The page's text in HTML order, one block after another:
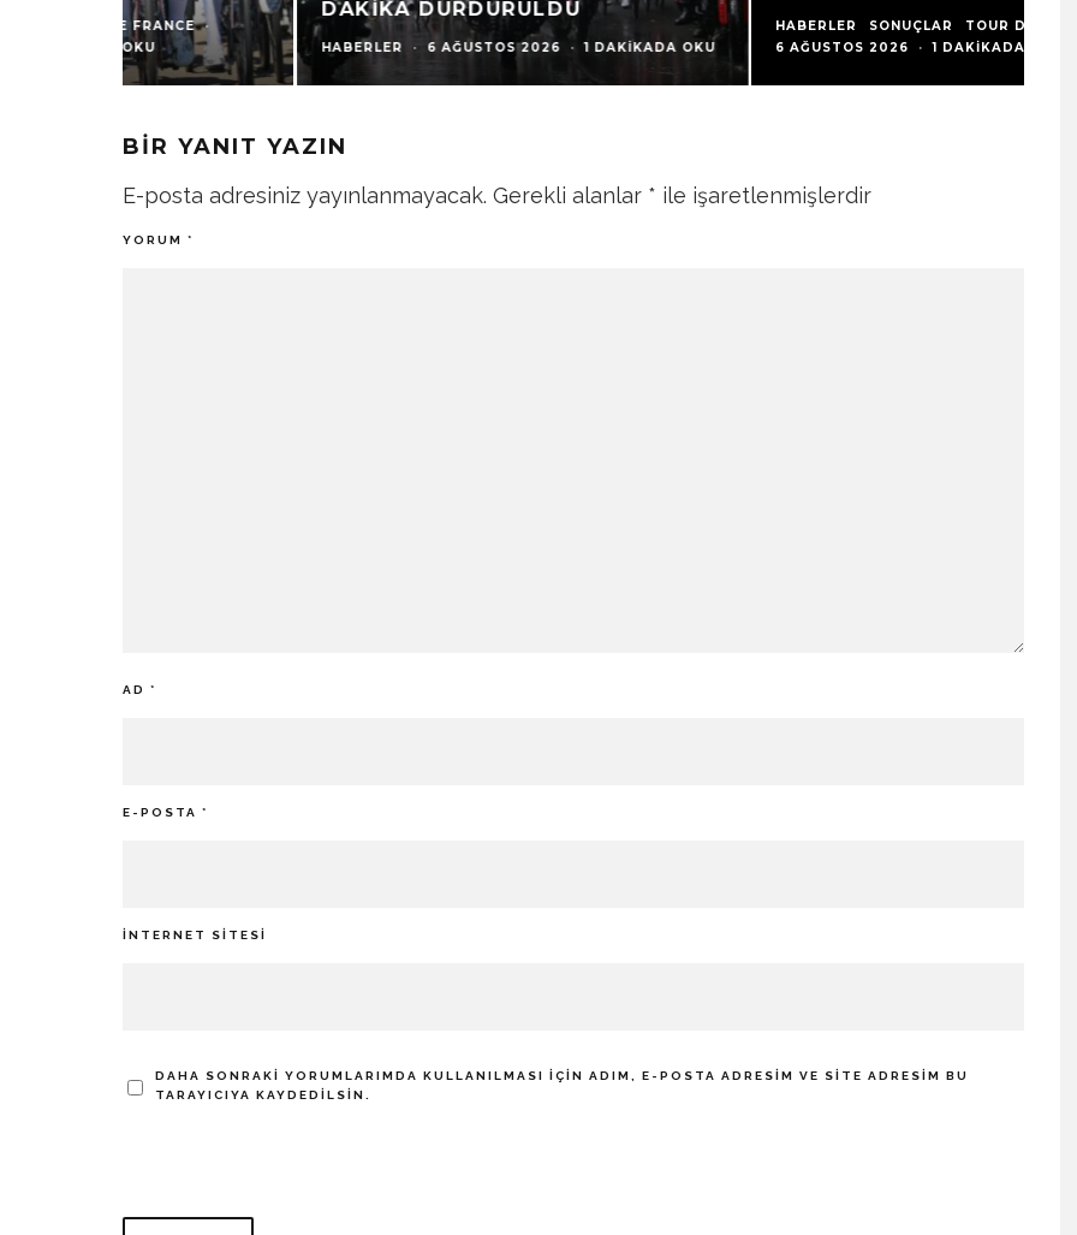
HABERLER SONUÇLAR TOUR DE FRANCE
6 AĞUSTOS 2026
· 1 DAKIKADA OKU
HABERLER SONUÇLAR TOUR DE FRANCE
·
6 AĞUSTOS 2026
1 DAKIKADA OKU
6
BIR YANIT YAZIN
E-posta adresiniz yayınlanmayacak. Gerekli alanlar * ile işaretlenmişlerdir
YORUM *
AD *
E-POSTA *
İNTERNET SITESI
DAHA SONRAKI YORUMLARIMDA KULLANILMASI IÇIN ADIM, E-POSTA ADRESIM VE SITE ADRESIM BU
TARAYICIYA KAYDEDILSIN.